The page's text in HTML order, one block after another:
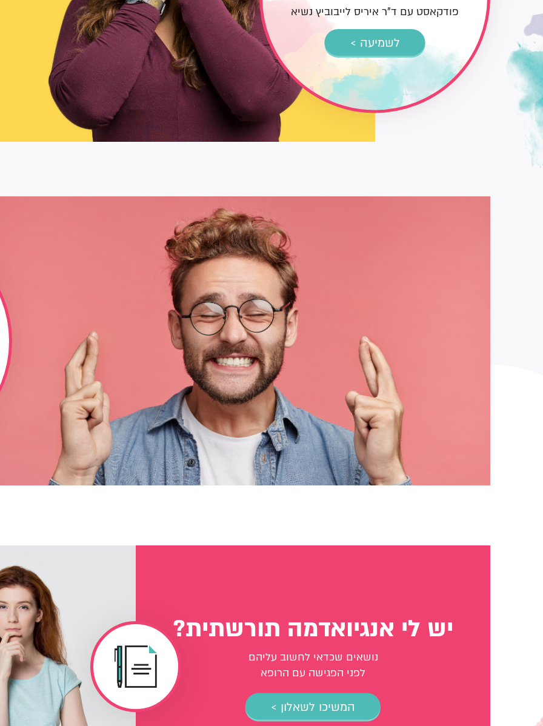
פודקאסט עם ד"ר איריס לייבוביץ נשיא
לשמיעה >
יש לי אנגיואדמה תורשתית?
נושאים שכדאי לחשוב עליהם
לפני הפגישה עם הרופא
המשיכו לשאלון >